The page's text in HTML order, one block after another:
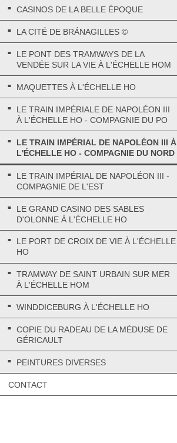
CASINOS DE LA BELLE ÉPOQUE
LA CITÉ DE BRÁNAGILLES ©
LE PONT DES TRAMWAYS DE LA
VENDÉE SUR LA VIE À L'ÉCHELLE HOM
MAQUETTES À L'ÉCHELLE HO
LE TRAIN IMPÉRIALE DE NAPOLÉON III
À L'ÉCHELLE HO - COMPAGNIE DU PO
LE TRAIN IMPÉRIAL DE NAPOLÉON III À
L'ÉCHELLE HO - COMPAGNIE DU NORD
LE TRAIN IMPÉRIAL DE NAPOLÉON III -
COMPAGNIE DE L'EST
LE GRAND CASINO DES SABLES
D'OLONNE À L'ÉCHELLE HO
LE PORT DE CROIX DE VIE À L'ÉCHELLE
HO
TRAMWAY DE SAINT URBAIN SUR MER
À L'ÉCHELLE HOM
WINDDICEBURG À L'ÉCHELLE HO
COPIE DU RADEAU DE LA MÉDUSE DE
GÉRICAULT
PEINTURES DIVERSES
CONTACT